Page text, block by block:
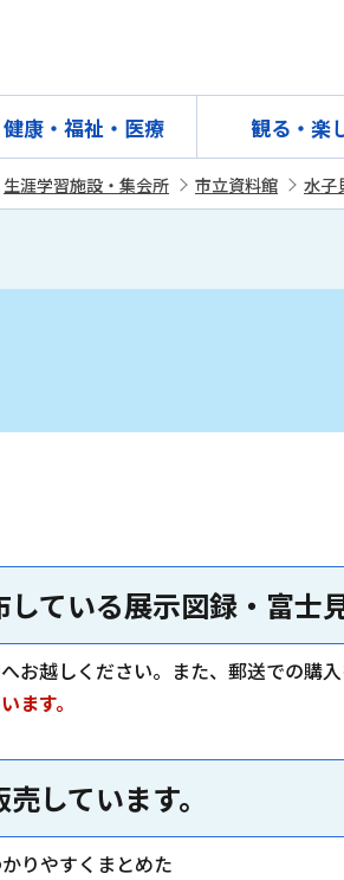
健康・福祉・医療 観る・楽
生涯学習施設・集会所 市立資料館 水子
ている展示図録・富士
お越しください。また、郵送での購
ます。
しています。
りやすくまとめた